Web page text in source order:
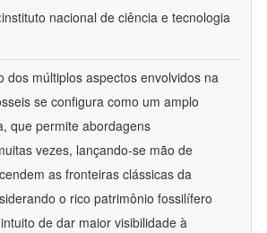
instituto nacional de ciência e tecnologia
dos múltiplos aspectos envolvidos na
se configura como um amplo
que permite abordagens
vezes, lançando-se mão de
as fronteiras clássicas da
o rico patrimônio fossilífero
de dar maior visibilidade à